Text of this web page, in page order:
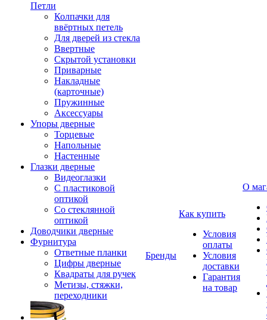
Петли
Колпачки для
ввёртных петель
Для дверей из стекла
Ввертные
Скрытой установки
Приварные
Накладные
(карточные)
Пружинные
Аксессуары
Упоры дверные
Торцевые
Напольные
Настенные
Глазки дверные
Видеоглазки
С пластиковой
оптикой
Со стеклянной
оптикой
Доводчики дверные
Фурнитура
Ответные планки
Цифры дверные
Квадраты для ручек
Метизы, стяжки,
переходники
Бренды
Как купить
Условия
оплаты
Условия
доставки
Гарантия
на товар
О